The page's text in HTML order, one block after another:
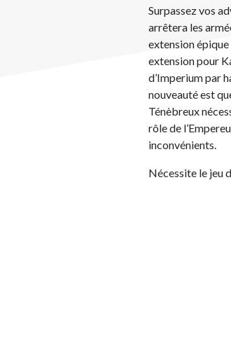
Surpassez vos
arrêtera les
extension
extension pour
d’Imperium par
nouveauté est
Ténèbreux
rôle de
inconvénients.
Nécessite le jeu